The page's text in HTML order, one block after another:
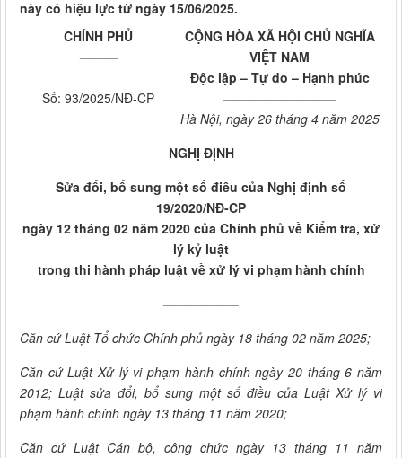
này có hiệu lực từ ngày 15/06/2025.
CHÍNH PHỦ
Số: 93/2025/NĐ-CP
CỘNG HÒA XÃ HỘI CHỦ NGHĨA
VIỆT NAM
Độc lập – Tự do – Hạnh phúc
Hà Nội, ngày 26 tháng 4 năm 2025
NGHỊ ĐỊNH
Sửa đổi, bổ sung một số điều của Nghị định số
19/2020/NĐ-CP
ngày 12 tháng 02 năm 2020 của Chính phủ về Kiểm tra, xử
lý kỷ luật
trong thi hành pháp luật về xử lý vi phạm hành chính
Căn cứ Luật Tổ chức Chính phủ ngày 18 tháng 02 năm 2025;
Căn cứ Luật Xử lý vi phạm hành chính ngày 20 tháng 6 năm
2012; Luật sửa đổi, bổ sung một số điều của Luật Xử lý vi
phạm hành chính ngày 13 tháng 11 năm 2020;
Căn cứ Luật Cán bộ, công chức ngày 13 tháng 11 năm